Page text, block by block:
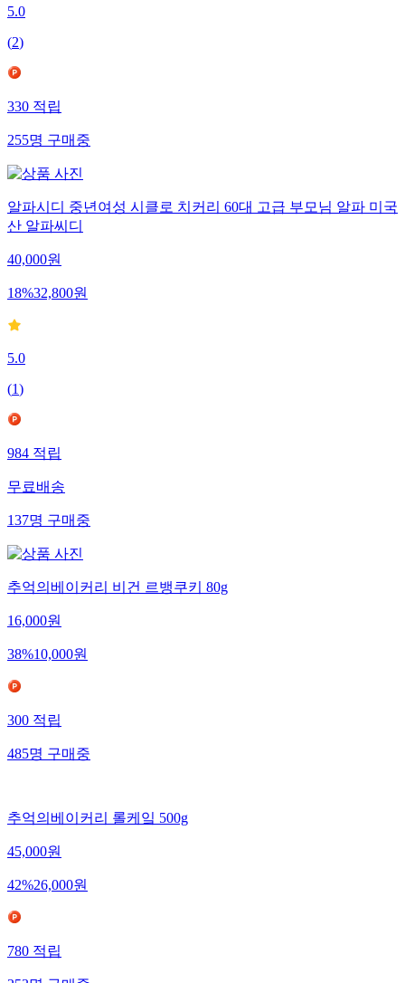
5.0
(2)
330적립
255명구매중
알파시디 중년여성 시클로 치커리 60대 고급 부모님 알파 미국
산 알파씨디
40,000원
18%32,800원
5.0
(1)
984적립
무료배송
137명구매중
추억의베이커리 비건 르뱅쿠키 80g
16,000원
38%10,000원
300적립
485명구매중
추억의베이커리 롤케잌 500g
45,000원
42%26,000원
780적립